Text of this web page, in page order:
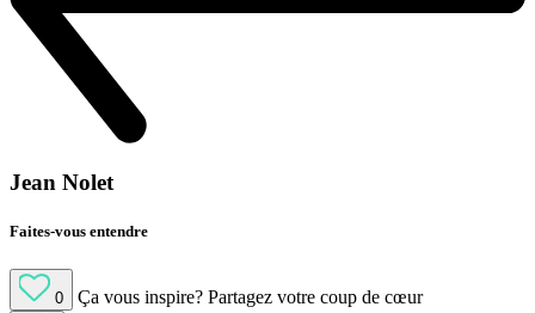
Jean Nolet
Faites-vous entendre
0 Ça vous inspire? Partagez votre coup de cœur